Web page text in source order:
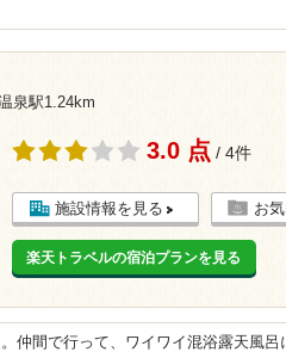
泉駅1.24km
3.0 点 / 4件
施設情報を見る お
楽天トラベルの宿泊プランを見る
仲間で行って、ワイワイ混浴露天風呂